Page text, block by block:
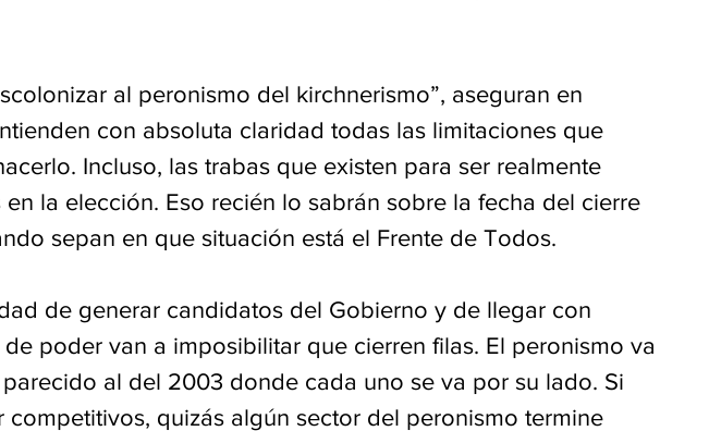
al peronismo del kirchnerismo”, aseguran en
con absoluta claridad todas las limitaciones que
Incluso, las trabas que existen para ser realmente
la elección. Eso recién lo sabrán sobre la fecha del cierre
sepan en que situación está el Frente de Todos.
de generar candidatos del Gobierno y de llegar con
poder van a imposibilitar que cierren filas. El peronismo va
al del 2003 donde cada uno se va por su lado. Si
competitivos, quizás algún sector del peronismo termine